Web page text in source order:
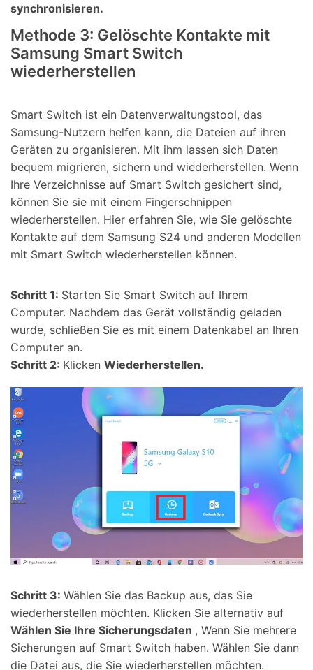
synchronisieren.
Methode 3: Gelöschte Kontakte mit
Samsung Smart Switch
wiederherstellen
Smart Switch ist ein Datenverwaltungstool, das
Samsung-Nutzern helfen kann, die Dateien auf ihren
Geräten zu organisieren. Mit ihm lassen sich Daten
bequem migrieren, sichern und wiederherstellen. Wenn
Ihre Verzeichnisse auf Smart Switch gesichert sind,
können Sie sie mit einem Fingerschnippen
wiederherstellen. Hier erfahren Sie, wie Sie gelöschte
Kontakte auf dem Samsung S24 und anderen Modellen
mit Smart Switch wiederherstellen können.
Schritt 1: Starten Sie Smart Switch auf Ihrem
Computer. Nachdem das Gerät vollständig geladen
wurde, schließen Sie es mit einem Datenkabel an Ihren
Computer an.
Schritt 2: Klicken Wiederherstellen.
Schritt 3: Wählen Sie das Backup aus, das Sie
wiederherstellen möchten. Klicken Sie alternativ auf
Wählen Sie Ihre Sicherungsdaten , Wenn Sie mehrere
Sicherungen auf Smart Switch haben. Wählen Sie dann
die Datei aus, die Sie wiederherstellen möchten.